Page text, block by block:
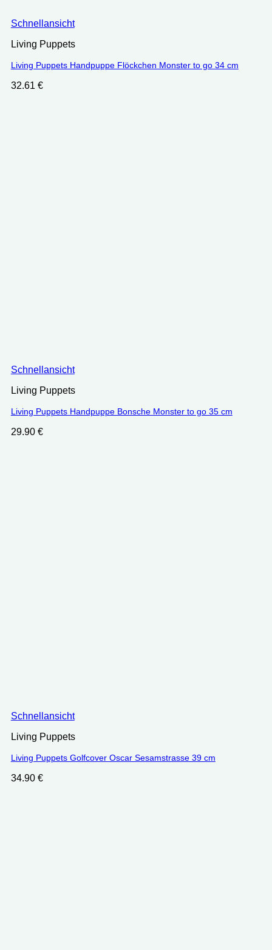
Schnellansicht
Living Puppets
Living Puppets Handpuppe Flöckchen Monster to go 34 cm
32.61 €
Schnellansicht
Living Puppets
Living Puppets Handpuppe Bonsche Monster to go 35 cm
29.90 €
Schnellansicht
Living Puppets
Living Puppets Golfcover Oscar Sesamstrasse 39 cm
34.90 €